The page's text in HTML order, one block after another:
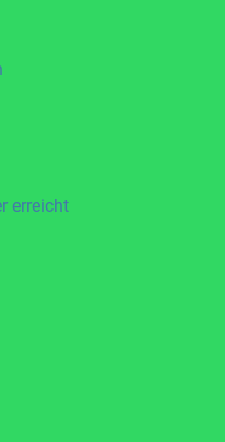
erreicht